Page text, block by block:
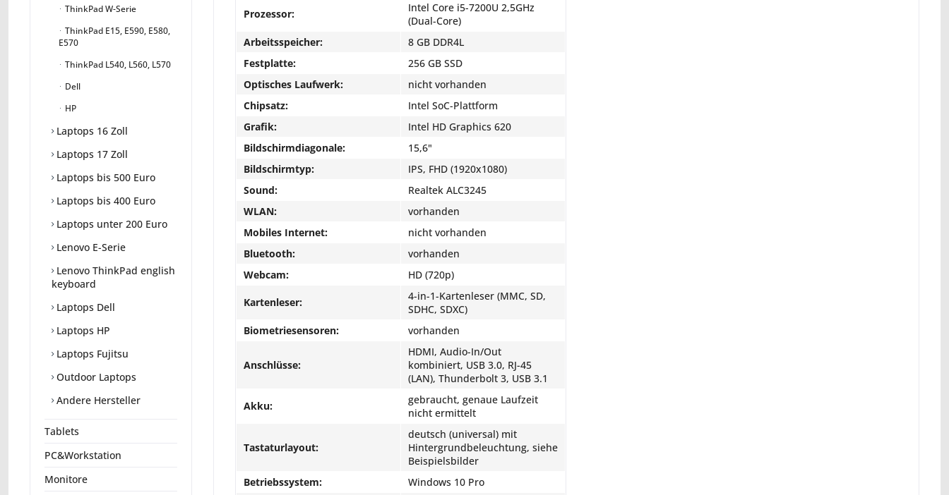
ThinkPad W-Serie
ThinkPad E15, E590, E580,
E570
ThinkPad L540, L560, L570
Dell
HP
Laptops 16 Zoll
Laptops 17 Zoll
Laptops bis 500 Euro
Laptops bis 400 Euro
Laptops unter 200 Euro
Lenovo E-Serie
Lenovo ThinkPad english
keyboard
Laptops Dell
Laptops HP
Laptops Fujitsu
Outdoor Laptops
Andere Hersteller
Tablets
PC&Workstation
Monitore
Prozessor:
Intel Core i5-7200U 2,5GHz
(Dual-Core)
Arbeitsspeicher:
8 GB DDR4L
Festplatte:
256 GB SSD
Optisches Laufwerk:
nicht vorhanden
Chipsatz:
Intel SoC-Plattform
Grafik:
Intel HD Graphics 620
Bildschirmdiagonale:
15,6"
Bildschirmtyp:
IPS, FHD (1920x1080)
Sound:
Realtek ALC3245
WLAN:
vorhanden
Mobiles Internet:
nicht vorhanden
Bluetooth:
vorhanden
Webcam:
HD (720p)
Kartenleser:
4-in-1-Kartenleser (MMC, SD,
SDHC, SDXC)
Biometriesensoren:
vorhanden
Anschlüsse:
HDMI, Audio-In/Out
kombiniert, USB 3.0, RJ-45
(LAN), Thunderbolt 3, USB 3.1
Akku:
gebraucht, genaue Laufzeit
nicht ermittelt
Tastaturlayout:
deutsch (universal) mit
Hintergrundbeleuchtung, siehe
Beispielsbilder
Betriebssystem:
Windows 10 Pro